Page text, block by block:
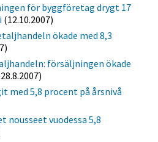
för byggföretag drygt 17
(12.10.2007)
ökade med 8,3
försäljningen ökade
med 5,8 procent på årsnivå
nousseet vuodessa 5,8